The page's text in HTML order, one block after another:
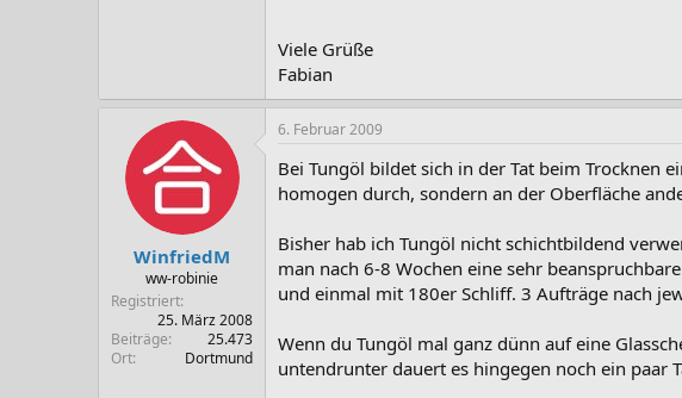
Viele Grüße
Fabian
WinfriedM
ww-robinie
Registriert
25. März 2008
Beiträge
25.473
Ort
Dortmund
6. Februar 2009
Bei Tungöl bildet sich in der Tat beim Trocknen
homogen durch, sondern an der Oberfläche
Bisher hab ich Tungöl nicht schichtbildend
man nach 6-8 Wochen eine sehr
und einmal mit 180er Schliff. 3 Aufträge nach
Wenn du Tungöl mal ganz dünn auf eine
untendrunter dauert es hingegen noch ein paar